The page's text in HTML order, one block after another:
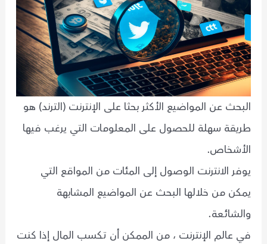
البحث عن المواضيع الأكثر بحثا على الإنترنت (الترند) هو
طريقة سهلة للحصول على المعلومات التي يرغب فيها
الأشخاص.
يوفر الانترنت الوصول إلى المئات من المواقع التي
يمكن من خلالها البحث عن المواضيع المشابهة
والشائعة.
في عالم الإنترنت ، من الممكن أن تكسب المال إذا كنت